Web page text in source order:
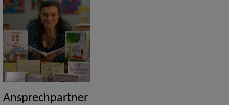
Ansprechpartner